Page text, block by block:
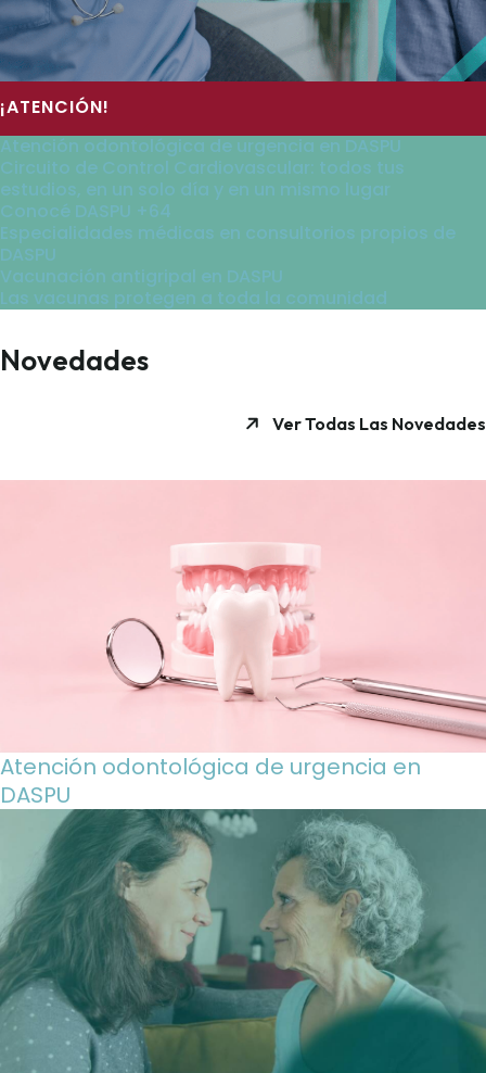
¡ATENCIÓN!
Atención odontológica de urgencia en DASPU
Circuito de Control Cardiovascular: todos tus
estudios, en un solo día y en un mismo lugar
Conocé DASPU +64
Especialidades médicas en consultorios propios de
DASPU
Vacunación antigripal en DASPU
Las vacunas protegen a toda la comunidad
Novedades
Ver Todas Las Novedades
Atención odontológica de urgencia en
DASPU